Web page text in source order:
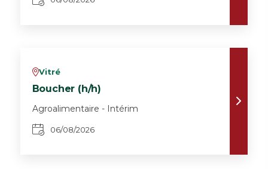
vVitré
Boucher (h/h)
Agroalimentaire - Intérim
06/08/2026